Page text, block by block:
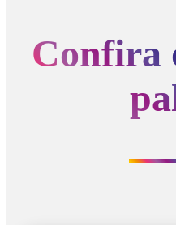
Confira